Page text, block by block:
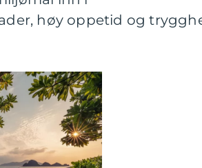
høy oppetid og